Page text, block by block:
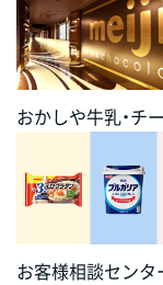
おかしや牛乳・チ
お客様相談セン